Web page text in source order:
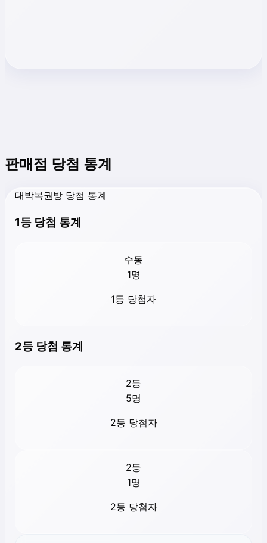
판매점 당첨 통계
대박복권방 당첨 통계
1등 당첨 통계
수동
1명
1등 당첨자
2등 당첨 통계
2등
5명
2등 당첨자
2등
1명
2등 당첨자